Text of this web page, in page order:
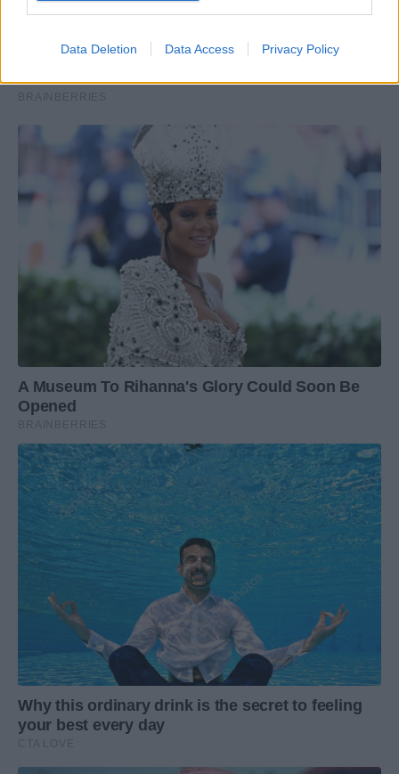
Data Deletion Data Access Privacy Policy